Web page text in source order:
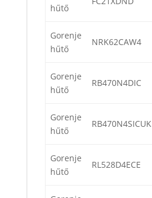
hűtő
Gorenje
hűtő
NRK62CAW4
Gorenje
hűtő
RB470N4DIC
Gorenje
hűtő
RB470N4SICUK
Gorenje
hűtő
RL528D4ECE